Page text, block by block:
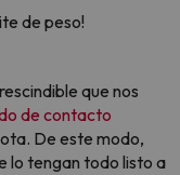
de peso!
que nos
de contacto
De este modo,
lo tengan todo listo a